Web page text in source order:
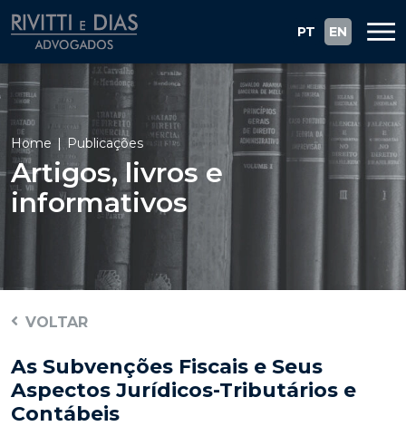
PT EN
Home Publicações
Artigos, livros e
informativos
VOLTAR
As Subvenções Fiscais e Seus
Aspectos Jurídicos-Tributários e
Contábeis